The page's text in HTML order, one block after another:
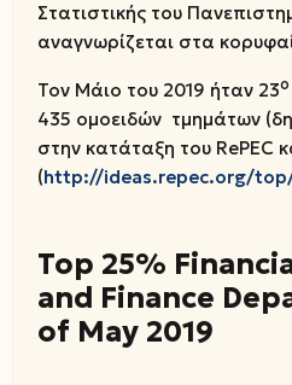
Στατιστικής του
αναγνωρίζεται στα
Τον Μάιο του 2019 ήταν 23ο
435 ομοειδών τμημάτων
στην κατάταξη του RePEC
(http://ideas.repec.org/
Top 25%
and Finance
of May 2019